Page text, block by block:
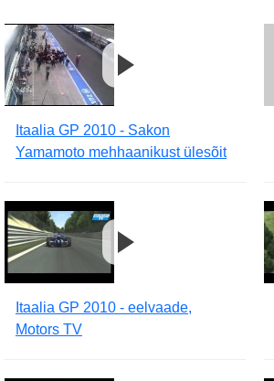
Itaalia GP 2010 - Sakon
Yamamoto mehhaanikust ülesõit
Itaalia GP 2010 - eelvaade,
Motors TV